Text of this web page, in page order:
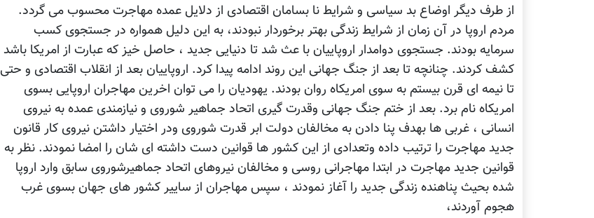
از طرف دیگر اوضاع بد سیاسی و شرایط نا بسامان اقتصادی از دلایل عمده مهاجرت محسوب می گردد.
مردم اروپا در آن زمان از شرایط زندگی بهتر برخوردار نبودند، به این دلیل همواره در جستجوی کسب
سرمایه بودند. جستجوی دوامدار اروپاییان با عث شد تا دنیایی جدید ، حاصل خیز که عبارت از امریکا باشد
کشف کردند. چنانچه تا بعد از جنگ جهانی این روند ادامه پیدا کرد. اروپاییان بعد از انقلاب اقتصادی و حتی
تا نیمه ای قرن بیستم به سوی امریکاه روان بودند. یهودیان را می توان اخرین مهاجران اروپایی بسوی
امریکاه نام برد. بعد از ختم جنگ جهانی وقدرت گیری اتحاد جماهیر شوروی و نیازمندی عمده به نیروی
انسانی ، غربی ها بهدف پنا دادن به مخالفان دولت ابر قدرت شوروی ودر اختیار داشتن نیروی کار قانون
جدید مهاجرت را ترتیب داده وتعدادی از این کشور ها قوانین دست داشته ای شان را امضا نمودند. نظر به
قوانین جدید مهاجرت در ابتدا مهاجرانی روسی و مخالفان نیروهای اتحاد جماهیرشوروی سابق وارد اروپا
شده بحیث پناهنده زندگی جدید را آغاز نمودند ، سپس مهاجران از ساییر کشور های جهان بسوی غرب
هجوم آوردند،